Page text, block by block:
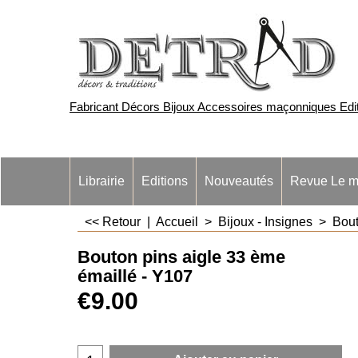
Fabricant Décors Bijoux Accessoires maçonniques
Librairie Editions Nouveautés Revue Le
<< Retour Accueil > Bijoux - Insignes >
Bouton pins aigle 33 ème
émaillé - Y107
€9.00